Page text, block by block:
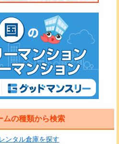
ムの種類から検索
ンタル倉庫を探す